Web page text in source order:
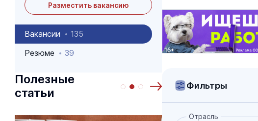
Разместить вакансию
Вакансии
135
Резюме
39
Полезные
статьи
Фильтры
Отрасль